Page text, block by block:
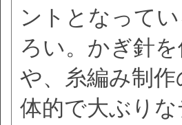
ントとなって
ろい。かぎ針
や、糸編み制
体的で大ぶり